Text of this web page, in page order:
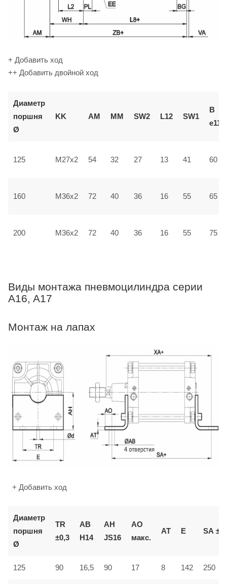
+ Добавить ход
++ Добавить двойной ход
Диаметр
поршня
Ø
KK AM ММ SW2 L12 SW1
В
e11
125 M27x2 54 32 27 13 41 60
160 M36x2 72 40 36 16 55 65
200 M36x2 72 40 36 16 55 75
Виды монтажа пневмоцилиндра серии
A16, A17
Монтаж на лапах
+ Добавить ход
Диаметр
поршня
Ø
TR
±0,3
AB
H14
AH
JS16
AO
макс.
AT E SA ±2
125 90 16,5 90 17 8 142 250